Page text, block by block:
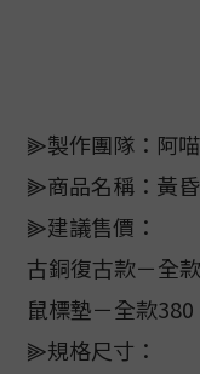
⫸製作團隊：阿
⫸商品名稱：黃
⫸建議售價：
古銅復古款－全
鼠標墊－全款380
⫸規格尺寸：